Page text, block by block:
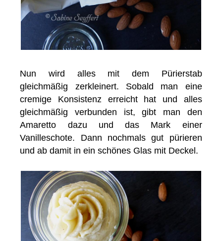
Nun wird alles mit dem Pürierstab
gleichmäßig zerkleinert. Sobald man eine
cremige Konsistenz erreicht hat und alles
gleichmäßig verbunden ist, gibt man den
Amaretto dazu und das Mark einer
Vanilleschote. Dann nochmals gut pürieren
und ab damit in ein schönes Glas mit Deckel.